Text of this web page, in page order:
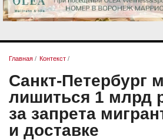
Главная / Контекст /
Санкт-Петербург
лишиться 1 млрд
за запрета
и доставке